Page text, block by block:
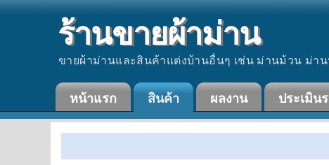
ร้านขายผ้าม่าน
ขายผ้าม่านและสินค้าแต่งบ้านอื่นๆ เช่น ม่านม้วน ม่า
หน้าแรก สินค้า ผลงาน ประเมิน